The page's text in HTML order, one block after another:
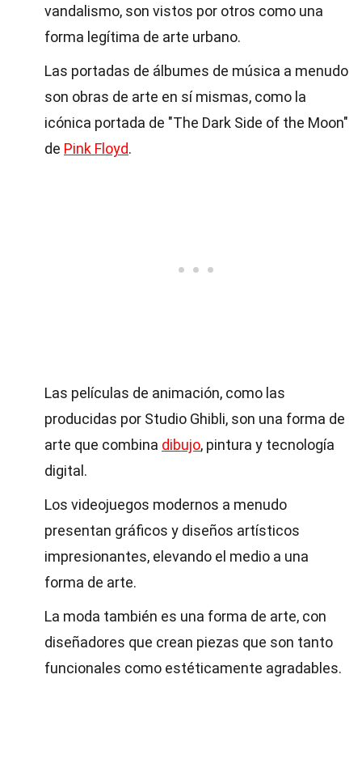
vandalismo, son vistos por otros como una
forma legítima de arte urbano.
Las portadas de álbumes de música a menudo
son obras de arte en sí mismas, como la
icónica portada de "The Dark Side of the Moon"
de Pink Floyd.
Las películas de animación, como las
producidas por Studio Ghibli, son una forma de
arte que combina dibujo, pintura y tecnología
digital.
Los videojuegos modernos a menudo
presentan gráficos y diseños artísticos
impresionantes, elevando el medio a una
forma de arte.
La moda también es una forma de arte, con
diseñadores que crean piezas que son tanto
funcionales como estéticamente agradables.